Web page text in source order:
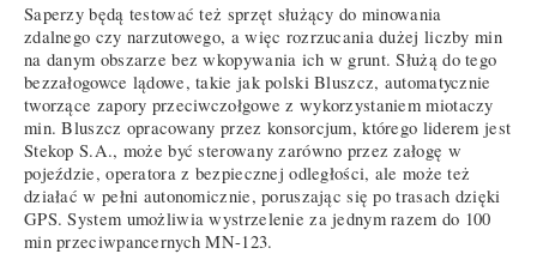
Saperzy będą testować też sprzęt służący do minowania
zdalnego czy narzutowego, a więc rozrzucania dużej liczby min
na danym obszarze bez wkopywania ich w grunt. Służą do tego
bezzałogowce lądowe, takie jak polski Bluszcz, automatycznie
tworzące zapory przeciwczołgowe z wykorzystaniem miotaczy
min. Bluszcz opracowany przez konsorcjum, którego liderem jest
Stekop S.A., może być sterowany zarówno przez załogę w
pojeździe, operatora z bezpiecznej odległości, ale może też
działać w pełni autonomicznie, poruszając się po trasach dzięki
GPS. System umożliwia wystrzelenie za jednym razem do 100
min przeciwpancernych MN-123.